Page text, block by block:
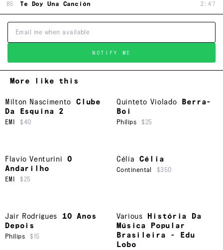
B5 Te Doy Una Canción 2:47
NOTIFY ME
More like this
Milton Nascimento
Clube
Da Esquina 2
EMI $40
Quinteto Violado
Berra-
Boi
Philips $25
Flavio Venturini
O
Andarilho
EMI $25
Célia Célia
Continental $350
Jair Rodrigues
10 Anos
Depois
Philips $15
Various
História Da
Música Popular
Brasileira - Edu
Lobo